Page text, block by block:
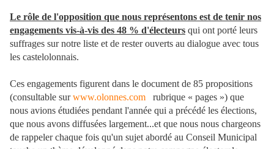
Le rôle de l'opposition que nous représentons est de tenir nos
engagements vis-à-vis des 48 % d'électeurs qui ont porté leurs
suffrages sur notre liste et de rester ouverts au dialogue avec tous
les castelolonnais.
Ces engagements figurent dans le document de 85 propositions
(consultable sur www.olonnes.com rubrique « pages ») que
nous avions étudiées pendant l'année qui a précédé les élections,
que nous avons diffusées largement...et que nous nous chargeons
de rappeler chaque fois qu'un sujet abordé au Conseil Municipal